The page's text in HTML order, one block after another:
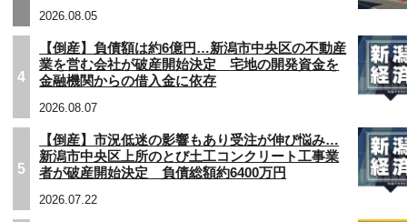
2026.08.05
4
【倒産】負債額は約6億円…新潟市中央区の不動産
業を営む会社が破産開始決定 宅地の開発資金を
金融機関からの借入金に依存
2026.08.07
5
【倒産】市況低迷の影響もあり受注が伸び悩み…
新潟市中央区上所のとび土工コンクリート工事業
者が破産開始決定 負債総額約6400万円
2026.07.22